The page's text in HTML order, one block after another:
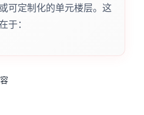
可定制化的单元楼层。这
于：